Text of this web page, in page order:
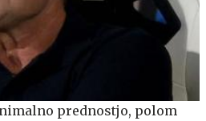
prednostjo, polom